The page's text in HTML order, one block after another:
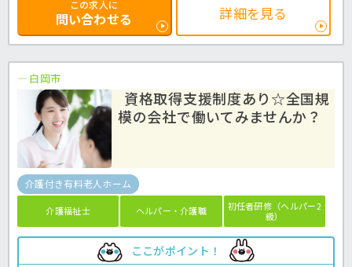
この求人に
問い合わせる 詳細を見る
白岡市
資格取得支援制度あり☆全国規
模の会社で働いてみませんか？
介護付き有料老人ホーム
介護福祉士 ヘルパー・介護職
初任者研修（ヘルパー2
級）
ここがポイント！